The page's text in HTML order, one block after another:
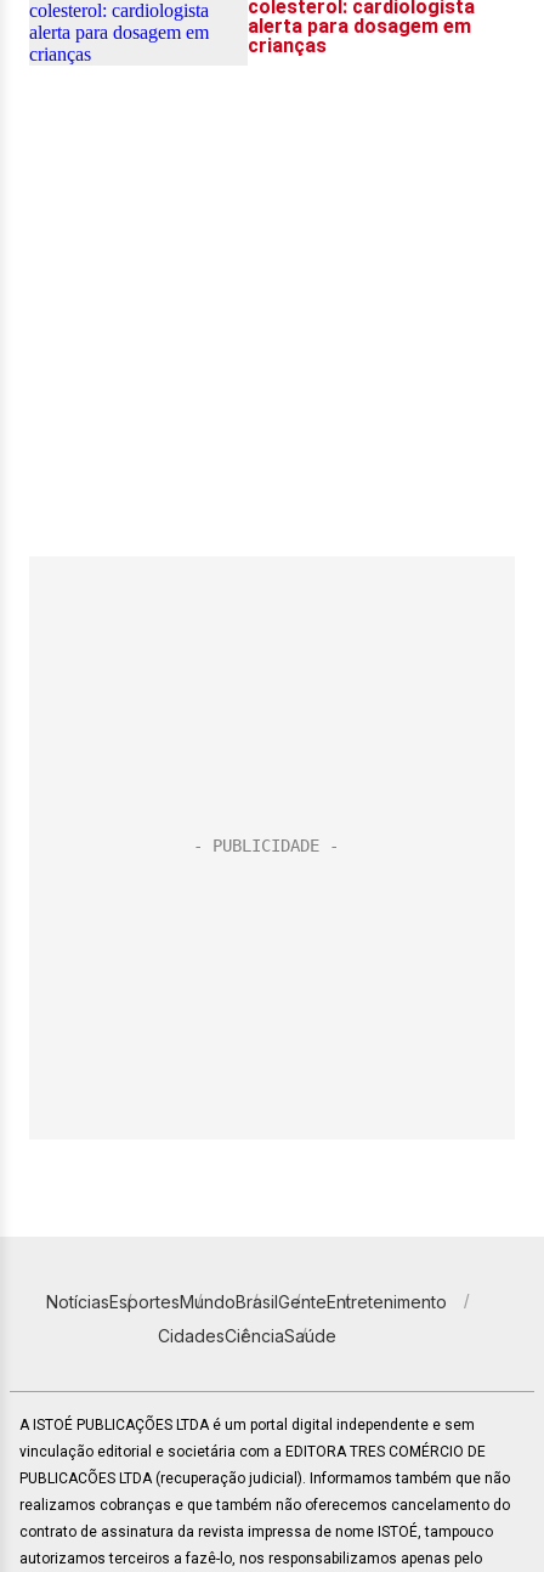
NotíciasEsportesMundoBrasilGenteEntretenimento
CidadesCiênciaSaúde
A ISTOÉ PUBLICAÇÕES LTDA é um portal digital independente e sem
vinculação editorial e societária com a EDITORA TRES COMÉRCIO DE
PUBLICACÕES LTDA (recuperação judicial). Informamos também que não
realizamos cobranças e que também não oferecemos cancelamento do
contrato de assinatura da revista impressa de nome ISTOÉ, tampouco
autorizamos terceiros a fazê-lo, nos responsabilizamos apenas pelo